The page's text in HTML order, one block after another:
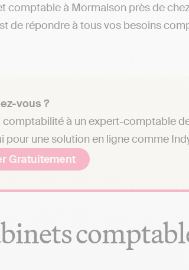
comptable à Mormaison près de
de répondre à tous vos besoins
vous ?
comptabilité à un expert-comptable
pour une solution en ligne comme
Gratuitement